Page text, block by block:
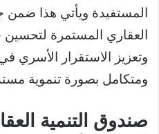
المستفيدة ويأتي هذا ضمن
العقاري المستمرة لتحسين
وتعزيز الاستقرار
ومتكامل بصورة تنموية
صندوق التنمية